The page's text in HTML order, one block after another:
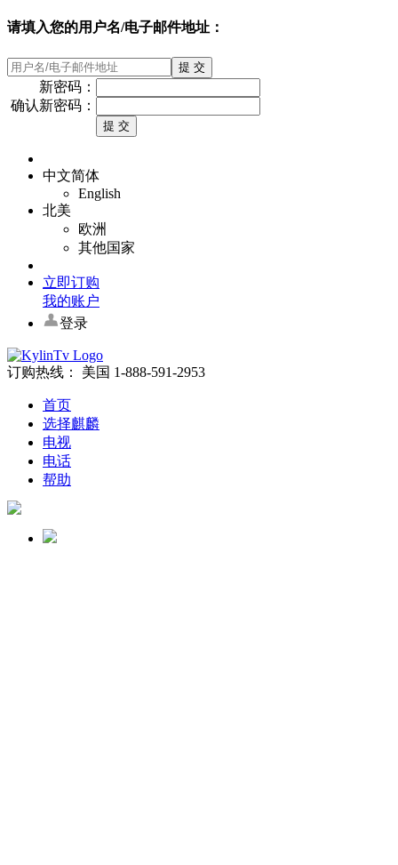
请填入您的用户名/电子邮件地址：
新密码：
确认新密码：
中文简体
English
北美
欧洲
其他国家
立即订购
我的账户
登录
订购热线： 美国 1-888-591-2953
首页
选择麒麟
电视
电话
帮助